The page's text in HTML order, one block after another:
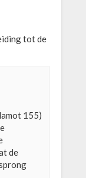
tot de
155)
de